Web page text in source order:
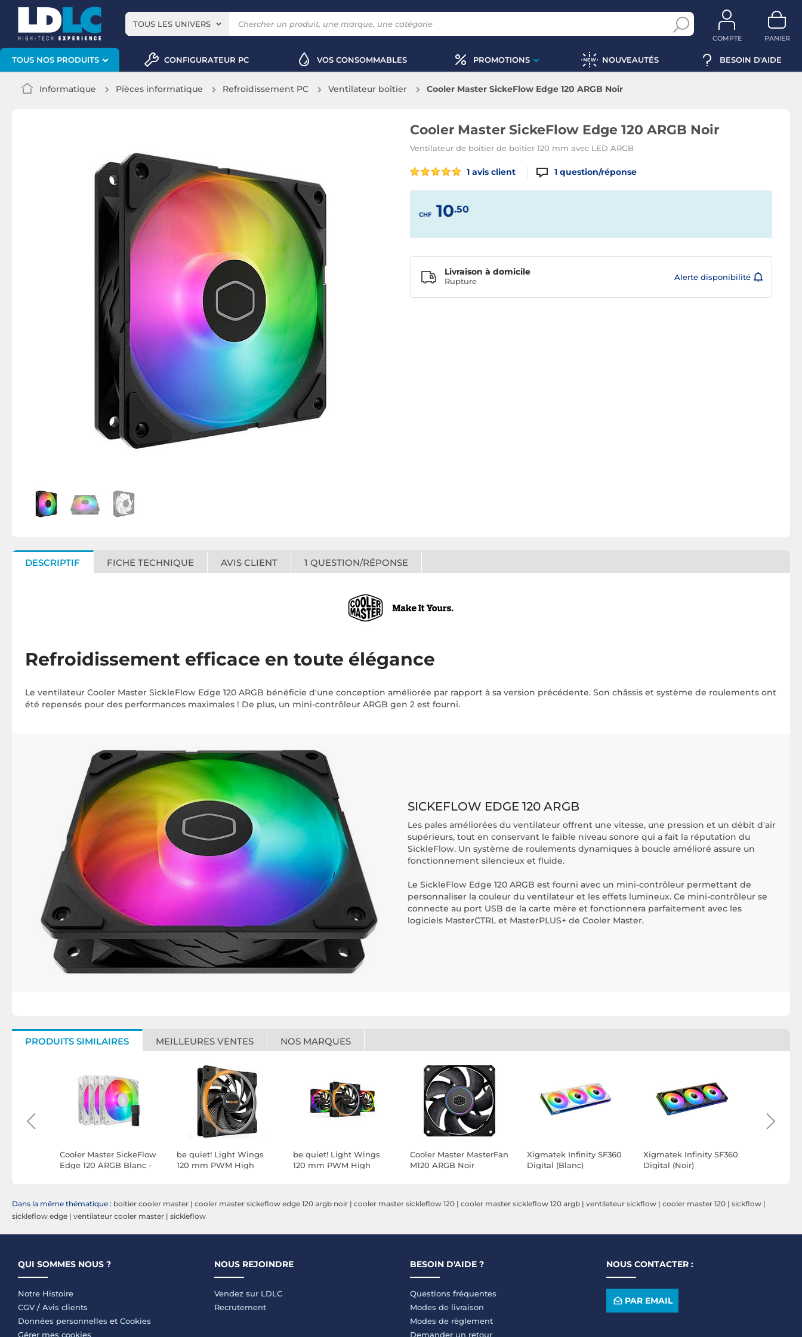
TOUS LES UNIVERS
COMPTE PANIER
TOUS NOS PRODUITS CONFIGURATEUR PC VOS CONSOMMABLES PROMOTIONS NOUVEAUTÉS BESOIN D'AIDE
Informatique Pièces informatique Refroidissement PC Ventilateur boîtier Cooler Master SickeFlow Edge 120 ARGB Noir
Cooler Master SickeFlow Edge 120 ARGB Noir
Ventilateur de boîtier de boîtier 120 mm avec LED ARGB
1 avis client 1 question/réponse
CHF 10.50
Livraison à domicile
Rupture Alerte disponibilité
DESCRIPTIF FICHE TECHNIQUE AVIS CLIENT 1 QUESTION/RÉPONSE
Refroidissement efficace en toute élégance
Le ventilateur Cooler Master SickleFlow Edge 120 ARGB bénéficie d'une conception améliorée par rapport à sa version précédente. Son châssis et système de roulements ont
été repensés pour des performances maximales ! De plus, un mini-contrôleur ARGB gen 2 est fourni.
SICKEFLOW EDGE 120 ARGB
Les pales améliorées du ventilateur offrent une vitesse, une pression et un débit d'air
supérieurs, tout en conservant le faible niveau sonore qui a fait la réputation du
SickleFlow. Un système de roulements dynamiques à boucle amélioré assure un
fonctionnement silencieux et fluide.
Le SickleFlow Edge 120 ARGB est fourni avec un mini-contrôleur permettant de
personnaliser la couleur du ventilateur et les effets lumineux. Ce mini-contrôleur se
connecte au port USB de la carte mère et fonctionnera parfaitement avec les
logiciels MasterCTRL et MasterPLUS+ de Cooler Master.
PRODUITS SIMILAIRES MEILLEURES VENTES NOS MARQUES
Cooler Master SickeFlow
Edge 120 ARGB Blanc -
be quiet! Light Wings
120 mm PWM High
be quiet! Light Wings
120 mm PWM High
Cooler Master MasterFan
M120 ARGB Noir
Xigmatek Infinity SF360
Digital (Blanc)
Xigmatek Infinity SF360
Digital (Noir)
Dans la même thématique : boitier cooler master | cooler master sickeflow edge 120 argb noir | cooler master sickleflow 120 | cooler master sickleflow 120 argb | ventilateur sickflow | cooler master 120 | sickflow |
sickleflow edge | ventilateur cooler master | sickleflow
QUI SOMMES NOUS ?
Notre Histoire
CGV / Avis clients
Données personnelles et Cookies
Gérer mes cookies
NOUS REJOINDRE
Vendez sur LDLC
Recrutement
BESOIN D'AIDE ?
Questions fréquentes
Modes de livraison
Modes de règlement
Demander un retour
NOUS CONTACTER :
PAR EMAIL